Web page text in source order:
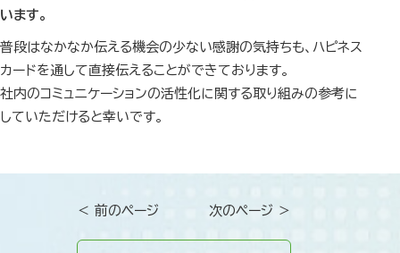
います。
普段はなかなか伝える機会の少ない感謝の気持ちも、ハピネス
カードを通して直接伝えることができております。
社内のコミュニケーションの活性化に関する取り組みの参考に
していただけると幸いです。
＜ 前のページ 次のページ ＞